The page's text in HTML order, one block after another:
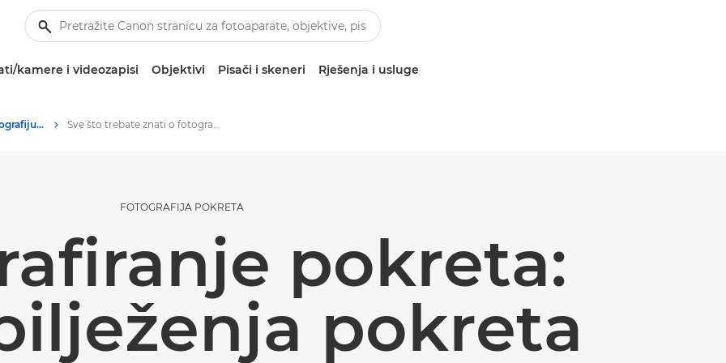
kamere i videozapisi Objektivi Pisači i skeneri Rješenja i usluge
Savjeti i tehnike za fotografiju i ispisivanje Sve što trebate znati o fotografiranju pokreta
FOTOGRAFIJA POKRETA
pokreta:
pokreta